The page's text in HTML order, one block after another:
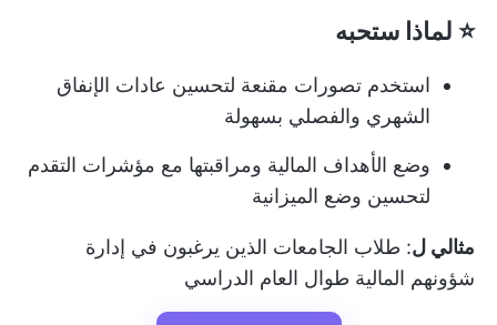
⭐ لماذا ستحبه
استخدم تصورات مقنعة لتحسين عادات الإنفاق
الشهري والفصلي بسهولة
وضع الأهداف المالية ومراقبتها مع مؤشرات التقدم
لتحسين وضع الميزانية
مثالي ل: طلاب الجامعات الذين يرغبون في إدارة
شؤونهم المالية طوال العام الدراسي